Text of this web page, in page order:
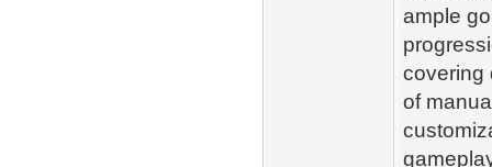
ample
covering
of